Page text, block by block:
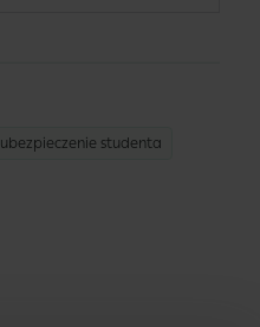
ubezpieczenie studenta